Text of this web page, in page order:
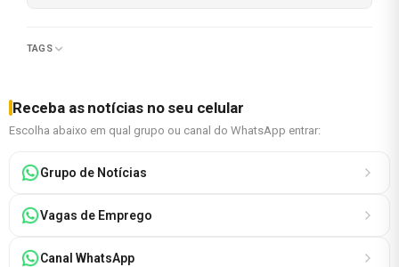
TAGS
Receba as notícias no seu celular
Escolha abaixo em qual grupo ou canal do WhatsApp entrar:
Grupo de Notícias
Vagas de Emprego
Canal WhatsApp